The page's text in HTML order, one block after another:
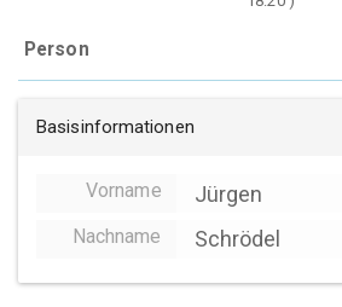
Person
Basisinformationen
Vorname Jürgen
Nachname Schrödel